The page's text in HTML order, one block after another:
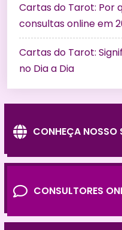
Cartas do Tarot: Por
consultas online em
Cartas do Tarot:
no Dia a Dia
CONHEÇA NOSSO
CONSULTORES